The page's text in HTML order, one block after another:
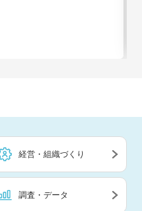
経営・組織づくり
調査・データ